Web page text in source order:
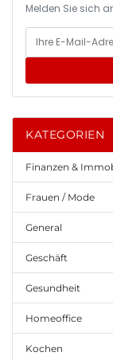
Melden Sie sich
KATEGORIEN
Finanzen &
Frauen / Mode
General
Geschäft
Gesundheit
Homeoffice
Kochen